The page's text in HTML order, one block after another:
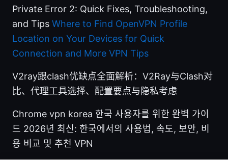
Private Error 2: Quick Fixes, Troubleshooting,
and Tips Where to Find OpenVPN Profile
Location on Your Devices for Quick
Connection and More VPN Tips
V2ray跟clash优缺点全面解析：V2Ray与Clash对
比、代理工具选择、配置要点与隐私考虑
Chrome vpn korea 한국 사용자를 위한 완벽 가이
드 2026년 최신: 한국에서의 사용법, 속도, 보안, 비
용 비교 및 추천 VPN